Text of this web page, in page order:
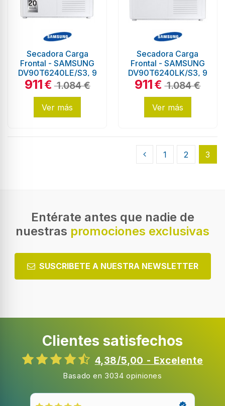
Secadora Carga
Frontal - SAMSUNG
DV90T6240LE/S3, 9
Kg, Blanco,
Eficiencia C
911€ 1.084 €
Ver más
Secadora Carga
Frontal - SAMSUNG
DV90T6240LK/S3, 9
Kg, Blanco,
Eficiencia C
911€ 1.084 €
Ver más
1 2 3
Entérate antes que nadie de
nuestras promociones exclusivas
SUSCRIBETE A NUESTRA NEWSLETTER
Clientes satisfechos
4,38/5,00 - Excelente
Basado en 3034 opiniones